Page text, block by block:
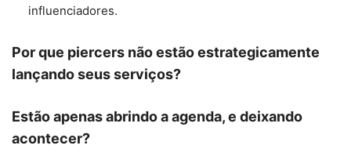
influenciadores.
Por que piercers não estão estrategicamente
lançando seus serviços?
Estão apenas abrindo a agenda, e deixando
acontecer?